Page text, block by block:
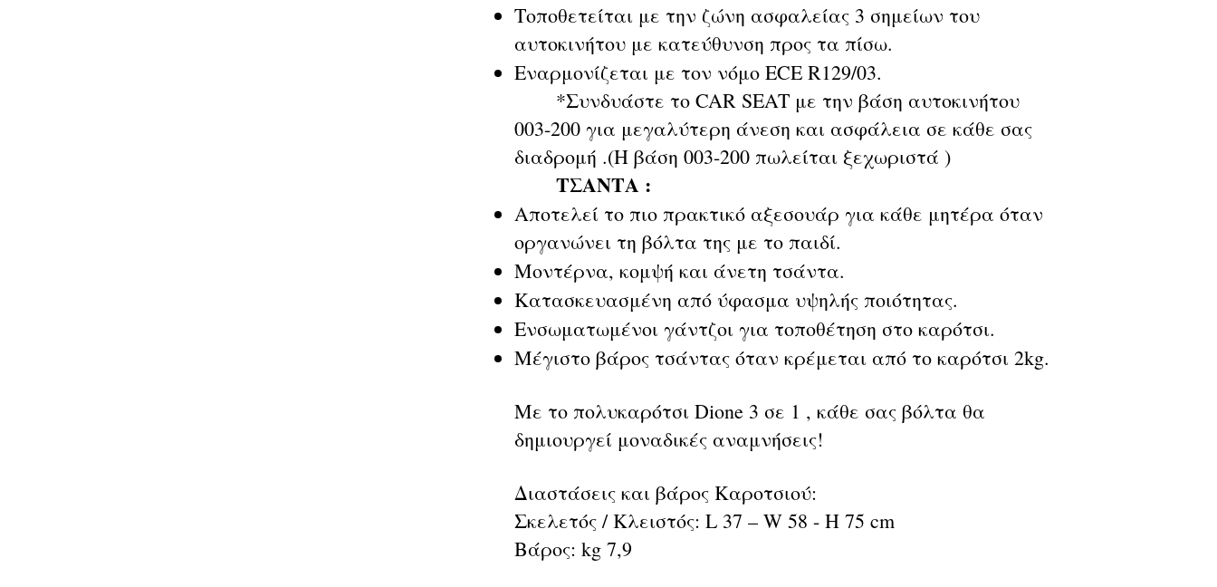
Τοποθετείται με την ζώνη ασφαλείας 3 σημείων του
αυτοκινήτου με κατεύθυνση προς τα πίσω.
Εναρμονίζεται με τον νόμο ECE R129/03.
*Συνδυάστε το CAR SEAT με την βάση αυτοκινήτου
003-200 για μεγαλύτερη άνεση και ασφάλεια σε κάθε σας
διαδρομή .(Η βάση 003-200 πωλείται ξεχωριστά )
ΤΣΑΝΤΑ :
Αποτελεί το πιο πρακτικό αξεσουάρ για κάθε μητέρα όταν
οργανώνει τη βόλτα της με το παιδί.
Μοντέρνα, κομψή και άνετη τσάντα.
Κατασκευασμένη από ύφασμα υψηλής ποιότητας.
Ενσωματωμένοι γάντζοι για τοποθέτηση στο καρότσι.
Μέγιστο βάρος τσάντας όταν κρέμεται από το καρότσι 2kg.
Με το πολυκαρότσι Dione 3 σε 1 , κάθε σας βόλτα θα
δημιουργεί μοναδικές αναμνήσεις!
Διαστάσεις και βάρος Καροτσιού:
Σκελετός / Κλειστός: L 37 – W 58 - H 75 cm
Βάρος: kg 7,9